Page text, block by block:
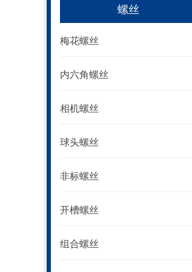
螺丝
梅花螺丝
内六角螺丝
相机螺丝
球头螺丝
非标螺丝
开槽螺丝
组合螺丝